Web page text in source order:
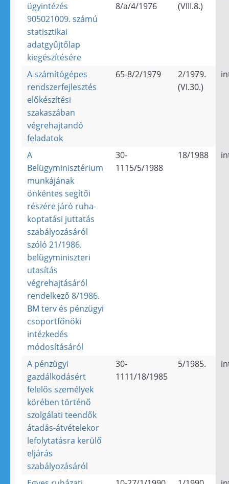
ügyintézés
905021009. számú
statisztikai
adatgyűjtőlap
kiegészítésére
8/a/4/1976
(VIII.8.)
A számítógépes
rendszerfejlesztés
előkészítési
szakaszában
végrehajtandó
feladatok
65-8/2/1979
2/1979.
(VI.30.)
A
Belügyminisztérium
munkájának
önkéntes segítői
részére járó ruha-
koptatási juttatás
szabályozásáról
szóló 21/1986.
belügyminiszteri
utasítás
végrehajtásáról
rendelkező 8/1986.
BM terv és pénzügyi
csoportfőnöki
intézkedés
módosításáról
30-
1115/5/1988
18/1988
A pénzügyi
gazdálkodásért
felelős személyek
körében történő
szolgálati teendők
átadás-átvételekor
lefolytatásra kerülő
eljárás
szabályozásáról
30-
1111/18/1985
5/1985.